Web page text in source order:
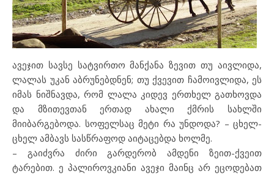
ავეჯით სავსე სატვირთო მანქანა ზევით თუ აივლიდა,
ლალას უკან აბრუნებდნენ; თუ ქვევით ჩამოივლიდა, ეს
იმას ნიშნავდა, რომ ლალა კიდევ ერთხელ გათხოვდა
და მზითევთან ერთად ახალი ქმრის სახლში
მიიბარგებოდა. სოფელსაც მეტი რა უნდოდა? – ცხელ-
ცხელ ამბავს სასწრაფოდ აიტაცებდა ხოლმე.
– გაიძვრა ძირი გარდერობ ამდენი ზეით-ქვეით
ტარებით. ე პალიროვკიანი ავეჯი მაინც არ ეცოდებათ